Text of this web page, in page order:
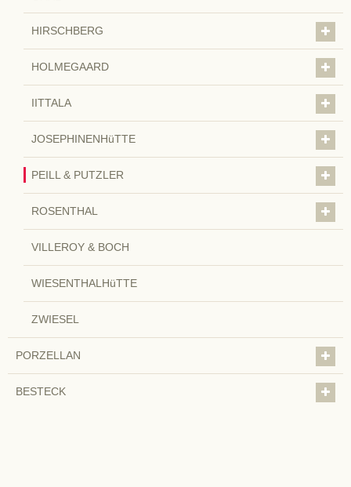
HIRSCHBERG
HOLMEGAARD
IITTALA
JOSEPHINENHüTTE
PEILL & PUTZLER
ROSENTHAL
VILLEROY & BOCH
WIESENTHALHüTTE
ZWIESEL
PORZELLAN
BESTECK